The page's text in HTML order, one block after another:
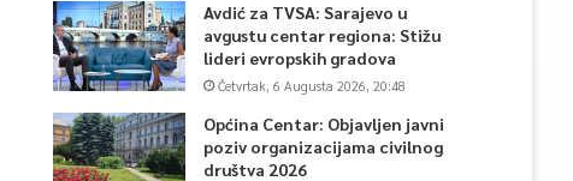
Avdić za TVSA: Sarajevo u
avgustu centar regiona: Stižu
lideri evropskih gradova
Četvrtak, 6 Augusta 2026, 20:48
Općina Centar: Objavljen javni
poziv organizacijama civilnog
društva 2026